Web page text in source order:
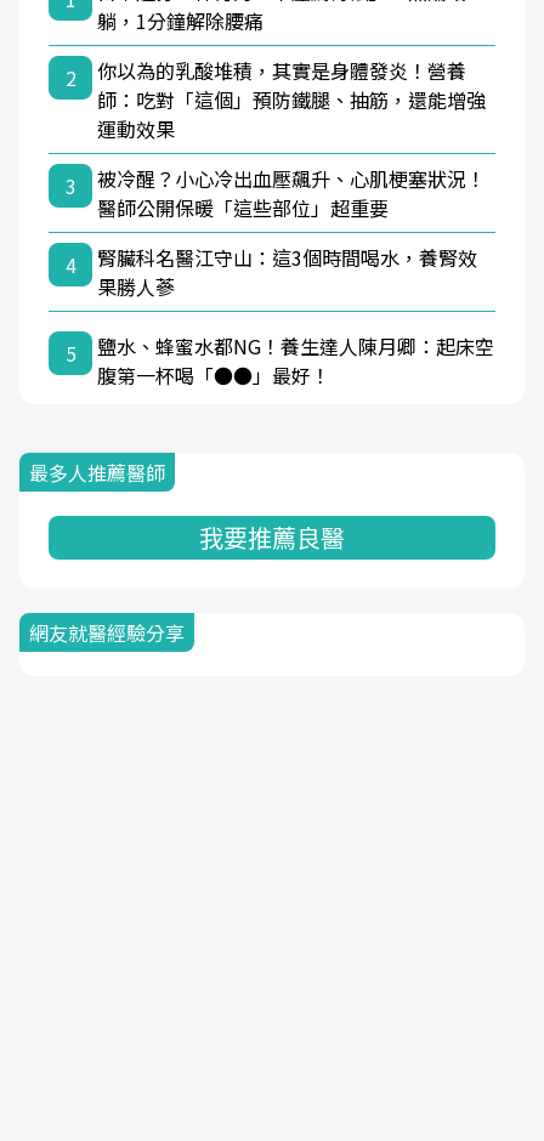
躺，1分鐘解除腰痛
2
你以為的乳酸堆積，其實是身體發炎！營養
師：吃對「這個」預防鐵腿、抽筋，還能增強
運動效果
3
被冷醒？小心冷出血壓飆升、心肌梗塞狀況！
醫師公開保暖「這些部位」超重要
4
腎臟科名醫江守山：這3個時間喝水，養腎效
果勝人蔘
5
鹽水、蜂蜜水都NG！養生達人陳月卿：起床空
腹第一杯喝「●●」最好！
最多人推薦醫師
我要推薦良醫
網友就醫經驗分享